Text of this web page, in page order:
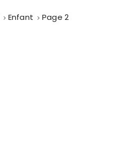
Enfant Page 2